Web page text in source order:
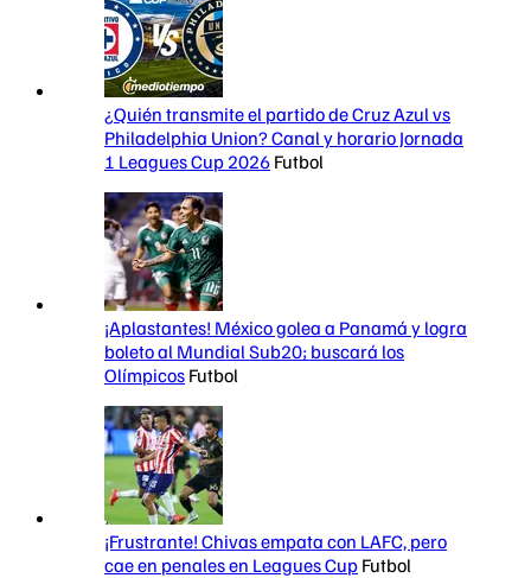
¿Quién transmite el partido de Cruz Azul vs
Philadelphia Union? Canal y horario Jornada
1 Leagues Cup 2026 Futbol
¡Aplastantes! México golea a Panamá y logra
boleto al Mundial Sub20; buscará los
Olímpicos Futbol
¡Frustrante! Chivas empata con LAFC, pero
cae en penales en Leagues Cup Futbol